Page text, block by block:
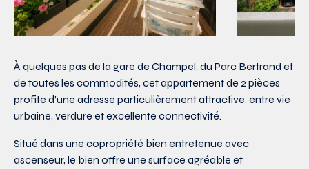
À quelques pas de la gare de Champel, du Parc Bertrand et
de toutes les commodités, cet appartement de 2 pièces
profite d’une adresse particulièrement attractive, entre vie
urbaine, verdure et excellente connectivité.
Situé dans une copropriété bien entretenue avec
ascenseur, le bien offre une surface agréable et